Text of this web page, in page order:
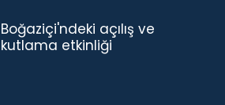
Boğaziçi'ndeki açılış ve
kutlama etkinliği